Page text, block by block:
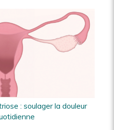
: soulager la douleur